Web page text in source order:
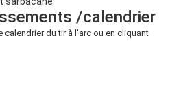
/calendrier
calendrier du tir à l'arc ou en cliquant